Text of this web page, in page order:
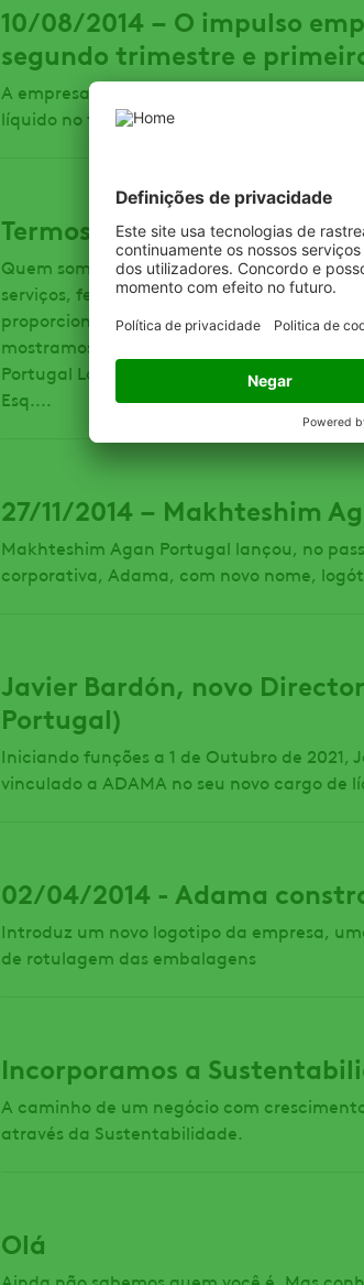
10/08/2014 – O impulso
segundo trimestre e
A empresa apresenta um forte
líquido no trimestre. Desenvolve-se com
Termos e Condições
Quem somos Este sítio web (incluindo os
serviços, ferramentas e informação
proporcionado pela ADAMA Portugal Lda.
mostramos-lhe os dados de identificação
Portugal Lda. NIPC: 502 727 942 Morada:
Esq....
27/11/2014 – Makhteshim
Makhteshim Agan Portugal lançou, no
corporativa, Adama, com novo nome,
Javier Bardón, novo
Portugal)
Iniciando funções a 1 de Outubro de
vinculado a ADAMA no seu novo cargo de
02/04/2014 - Adama
Introduz um novo logotipo da empresa,
de rotulagem das embalagens
Incorporamos a
A caminho de um negócio com
através da Sustentabilidade.
Olá